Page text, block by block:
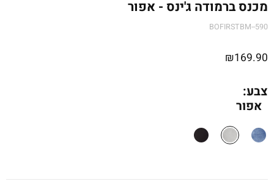
מכנס ברמודה ג'ינס - אפור
BOFIRSTBM--590
₪169.90
צבע:
אפור